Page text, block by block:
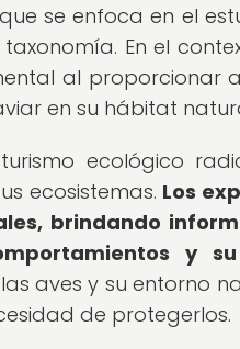
se enfoca en el
En el
al proporcionar
en su hábitat
ecológico
ecosistemas. Los
brindando
y
aves y su entorno
de protegerlos.